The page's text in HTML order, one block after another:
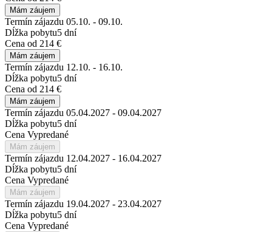
Mám záujem
Termín zájazdu 05.10. - 09.10.
Dĺžka pobytu5 dní
Cena od 214 €
Mám záujem
Termín zájazdu 12.10. - 16.10.
Dĺžka pobytu5 dní
Cena od 214 €
Mám záujem
Termín zájazdu 05.04.2027 - 09.04.2027
Dĺžka pobytu5 dní
Cena Vypredané
Mám záujem
Termín zájazdu 12.04.2027 - 16.04.2027
Dĺžka pobytu5 dní
Cena Vypredané
Mám záujem
Termín zájazdu 19.04.2027 - 23.04.2027
Dĺžka pobytu5 dní
Cena Vypredané